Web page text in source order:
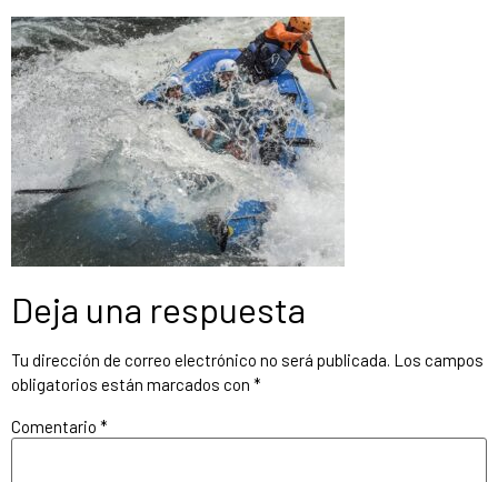
Deja una respuesta
Tu dirección de correo electrónico no será publicada. Los campos
obligatorios están marcados con *
Comentario *